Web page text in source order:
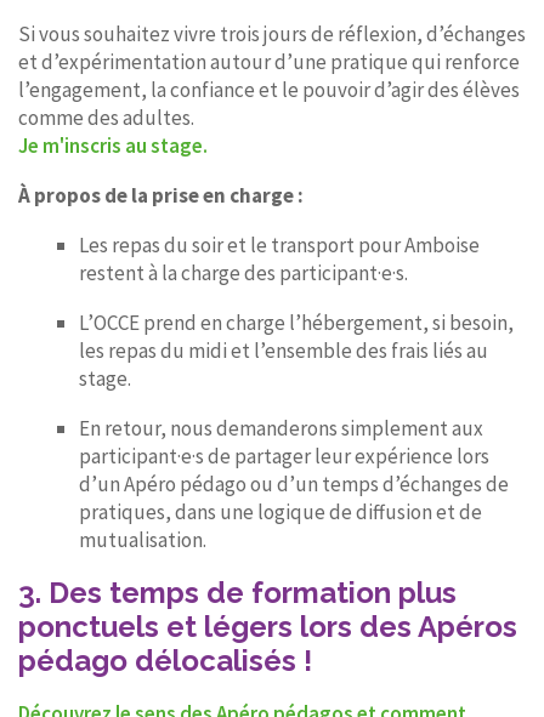
Si vous souhaitez vivre trois jours de réflexion, d’échanges
et d’expérimentation autour d’une pratique qui renforce
l’engagement, la confiance et le pouvoir d’agir des élèves
comme des adultes.
Je m'inscris au stage.
À propos de la prise en charge :
Les repas du soir et le transport pour Amboise
restent à la charge des participant·e·s.
L’OCCE prend en charge l’hébergement, si besoin,
les repas du midi et l’ensemble des frais liés au
stage.
En retour, nous demanderons simplement aux
participant·e·s de partager leur expérience lors
d’un Apéro pédago ou d’un temps d’échanges de
pratiques, dans une logique de diffusion et de
mutualisation.
3. Des temps de formation plus
ponctuels et légers lors des Apéros
pédago délocalisés !